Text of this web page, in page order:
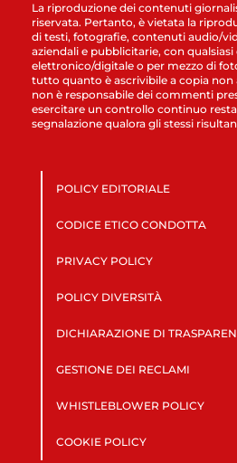
La riproduzione dei contenuti
riservata. Pertanto, è vietata la
di testi, fotografie, contenuti audio/
aziendali e pubblicitarie, con
elettronico/digitale o per mezzo di
tutto quanto è ascrivibile a copia non
non è responsabile dei commenti
esercitare un controllo continuo
segnalazione qualora gli stessi
POLICY EDITORIALE
CODICE ETICO CONDOTTA
PRIVACY POLICY
POLICY DIVERSITÀ
DICHIARAZIONE DI
GESTIONE DEI RECLAMI
WHISTLEBLOWER POLICY
COOKIE POLICY